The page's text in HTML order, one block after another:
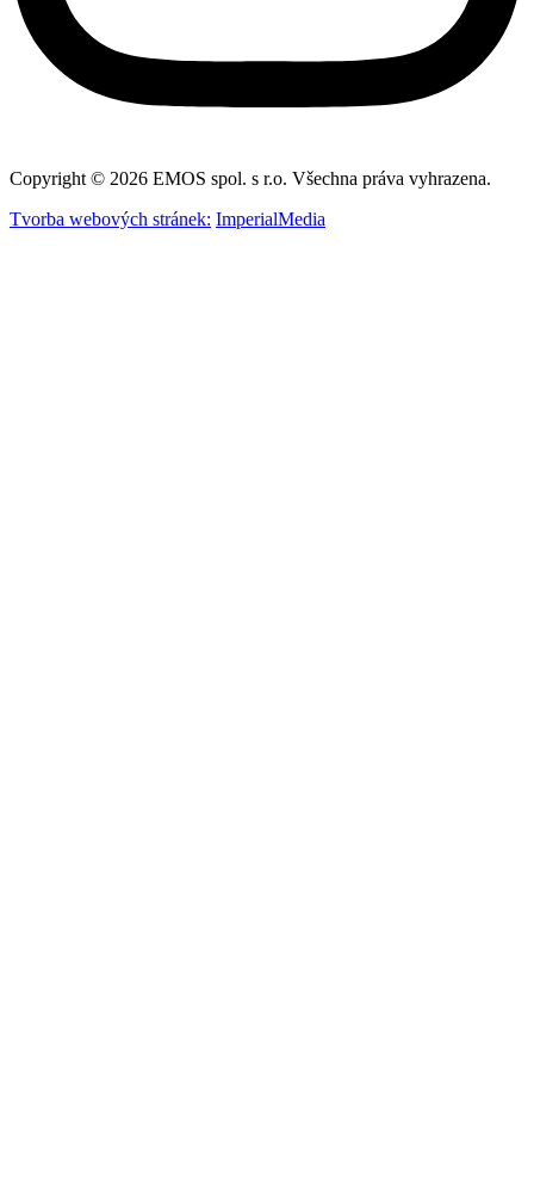
Copyright © 2026 EMOS spol. s r.o. Všechna práva vyhrazena.
Tvorba webových stránek: ImperialMedia